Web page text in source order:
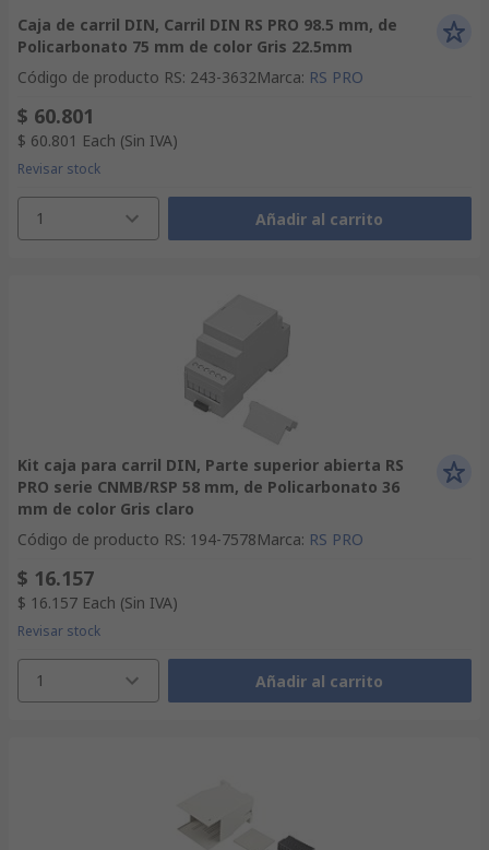
Caja de carril DIN, Carril DIN RS PRO 98.5 mm, de
Policarbonato 75 mm de color Gris 22.5mm
Código de producto RS: 243-3632Marca: RS PRO
$ 60.801
$ 60.801 Each (Sin IVA)
Revisar stock
1 Añadir al carrito
Kit caja para carril DIN, Parte superior abierta RS
PRO serie CNMB/RSP 58 mm, de Policarbonato 36
mm de color Gris claro
Código de producto RS: 194-7578Marca: RS PRO
$ 16.157
$ 16.157 Each (Sin IVA)
Revisar stock
1 Añadir al carrito